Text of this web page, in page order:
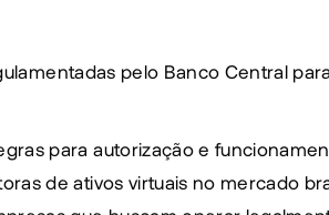
pelo Banco Central
para autorização e
de ativos virtuais no mercado